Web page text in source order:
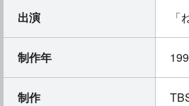
出演
制作年
制作